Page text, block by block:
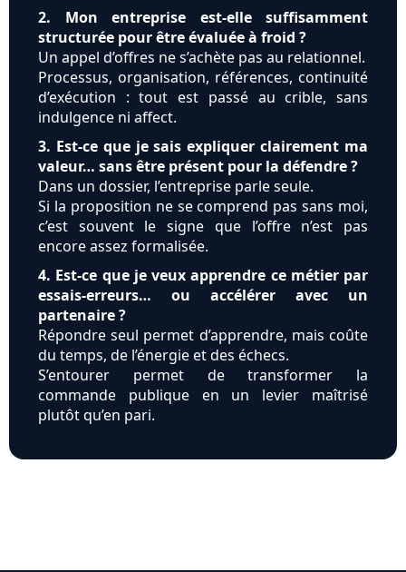
2. Mon entreprise est-elle suffisamment
structurée pour être évaluée à froid ?
Un appel d’offres ne s’achète pas au relationnel.
Processus, organisation, références, continuité
d’exécution : tout est passé au crible, sans
indulgence ni affect.
3. Est-ce que je sais expliquer clairement ma
valeur… sans être présent pour la défendre ?
Dans un dossier, l’entreprise parle seule.
Si la proposition ne se comprend pas sans moi,
c’est souvent le signe que l’offre n’est pas
encore assez formalisée.
4. Est-ce que je veux apprendre ce métier par
essais-erreurs… ou accélérer avec un
partenaire ?
Répondre seul permet d’apprendre, mais coûte
du temps, de l’énergie et des échecs.
S’entourer permet de transformer la
commande publique en un levier maîtrisé
plutôt qu’en pari.